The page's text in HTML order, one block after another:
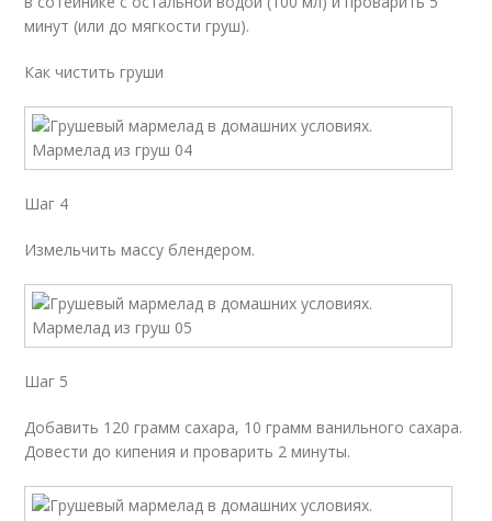
минут (или до мягкости груш).
Как чистить груши
Шаг 4
Измельчить массу блендером.
Шаг 5
Добавить 120 грамм сахара, 10 грамм ванильного сахара.
Довести до кипения и проварить 2 минуты.